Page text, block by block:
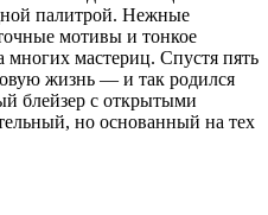
палитрой. Нежные
мотивы и тонкое
многих мастериц. Спустя пять
жизнь — и так родился
блейзер с открытыми
но основанный на тех